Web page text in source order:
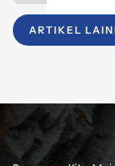
ARTIKEL